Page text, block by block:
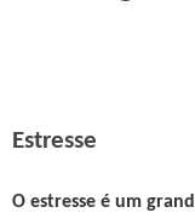
Estresse
O estresse é um